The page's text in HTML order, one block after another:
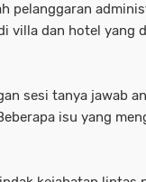
pelanggaran
villa dan hotel yang
sesi tanya jawab
isu yang